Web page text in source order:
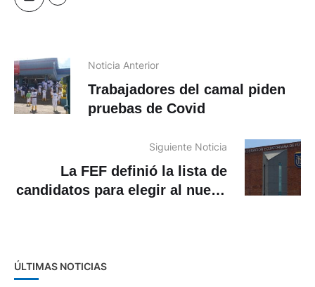
Noticia Anterior
Trabajadores del camal piden
pruebas de Covid
Siguiente Noticia
La FEF definió la lista de
candidatos para elegir al nuevo
ÚLTIMAS NOTICIAS